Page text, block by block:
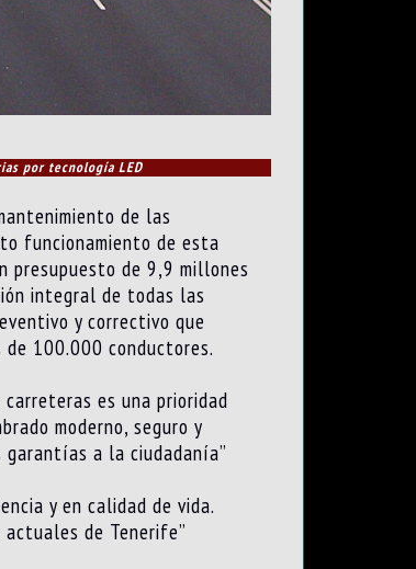
por tecnología LED
de las
funcionamiento de esta
presupuesto de 9,9 millones
integral de todas las
y correctivo que
100.000 conductores.
es una prioridad
moderno, seguro y
garantías a la ciudadanía”
y en calidad de vida.
de Tenerife”